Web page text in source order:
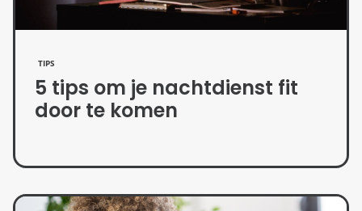
TIPS
5 tips om je nachtdienst fit
door te komen